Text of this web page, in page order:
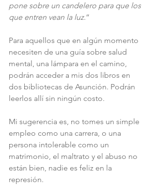
pone sobre un candelero para que los
que entren vean la luz.”
Para aquellos que en algún momento
necesiten de una guía sobre salud
mental, una lámpara en el camino,
podrán acceder a mis dos libros en
dos bibliotecas de Asunción. Podrán
leerlos allí sin ningún costo.
Mi sugerencia es, no tomes un simple
empleo como una carrera, o una
persona intolerable como un
matrimonio, el maltrato y el abuso no
están bien, nadie es feliz en la
represión.